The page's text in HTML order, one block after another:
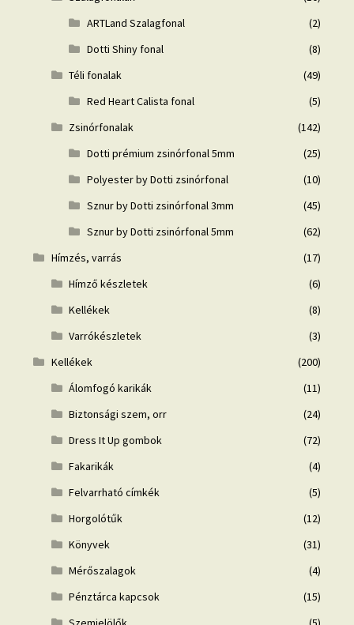
ARTLand Szalagfonal
(2)
Dotti Shiny fonal
(8)
Téli fonalak
(49)
Red Heart Calista fonal
(5)
Zsinórfonalak
(142)
Dotti prémium zsinórfonal 5mm
(25)
Polyester by Dotti zsinórfonal
(10)
Sznur by Dotti zsinórfonal 3mm
(45)
Sznur by Dotti zsinórfonal 5mm
(62)
Hímzés, varrás
(17)
Hímző készletek
(6)
Kellékek
(8)
Varrókészletek
(3)
Kellékek
(200)
Álomfogó karikák
(11)
Biztonsági szem, orr
(24)
Dress It Up gombok
(72)
Fakarikák
(4)
Felvarrható címkék
(5)
Horgolótűk
(12)
Könyvek
(31)
Mérőszalagok
(4)
Pénztárca kapcsok
(15)